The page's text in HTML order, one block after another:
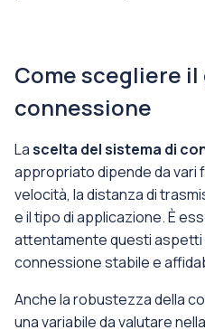
Come scegliere
connessione
Lascelta del sistema di
appropriato dipende da vari
velocità, la distanza di
e il tipo di applicazione. È
attentamente questi aspetti
connessione stabile e
Anche la robustezza della
una variabile da valutare